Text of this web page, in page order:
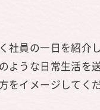
社員の一日を紹介し
ような日常生活を
をイメージしてく